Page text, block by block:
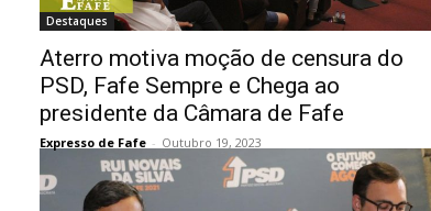
Destaques
Aterro motiva moção de censura do
PSD, Fafe Sempre e Chega ao
presidente da Câmara de Fafe
Expresso de Fafe - Outubro 19, 2023